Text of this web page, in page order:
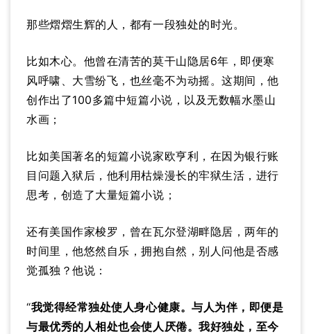
那些熠熠生辉的人，都有一段独处的时光。
比如木心。他曾在清苦的莫干山隐居6年，即便寒
风呼啸、大雪纷飞，也丝毫不为动摇。这期间，他
创作出了100多篇中短篇小说，以及无数幅水墨山
水画；
比如美国著名的短篇小说家欧亨利，在因为银行账
目问题入狱后，他利用枯燥漫长的牢狱生活，进行
思考，创造了大量短篇小说；
还有美国作家梭罗，曾在瓦尔登湖畔隐居，两年的
时间里，他悠然自乐，拥抱自然，别人问他是否感
觉孤独？他说：
“我觉得经常独处使人身心健康。与人为伴，即便是
与最优秀的人相处也会使人厌倦。我好独处，至今